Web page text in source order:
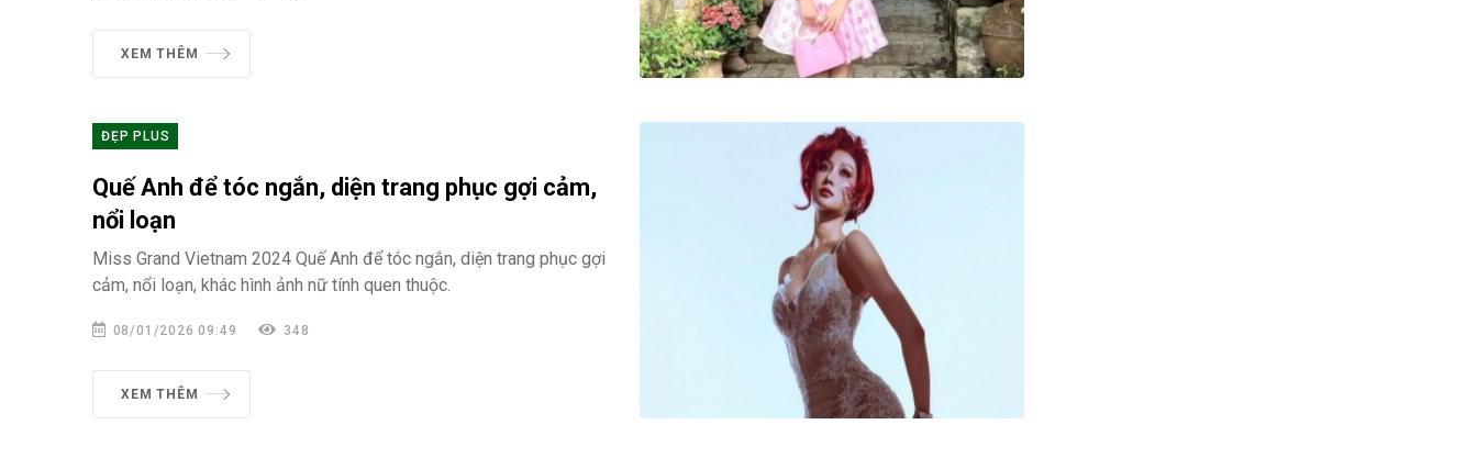
XEM THÊM
ĐẸP PLUS
Quế Anh để tóc ngắn, diện trang phục gợi cảm,
nổi loạn
Miss Grand Vietnam 2024 Quế Anh để tóc ngắn, diện trang phục gợi
cảm, nổi loạn, khác hình ảnh nữ tính quen thuộc.
08/01/2026 09:49 348
XEM THÊM